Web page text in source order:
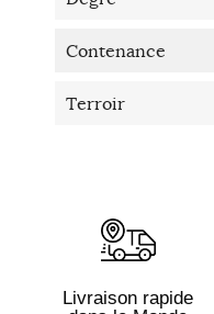
Contenance
Terroir
Livraison rapide